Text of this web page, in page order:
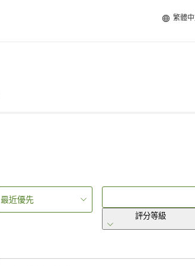
繁體中
最近優先
評分等級